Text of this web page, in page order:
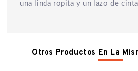
una linda ropita y un lazo de
Otros Productos En La